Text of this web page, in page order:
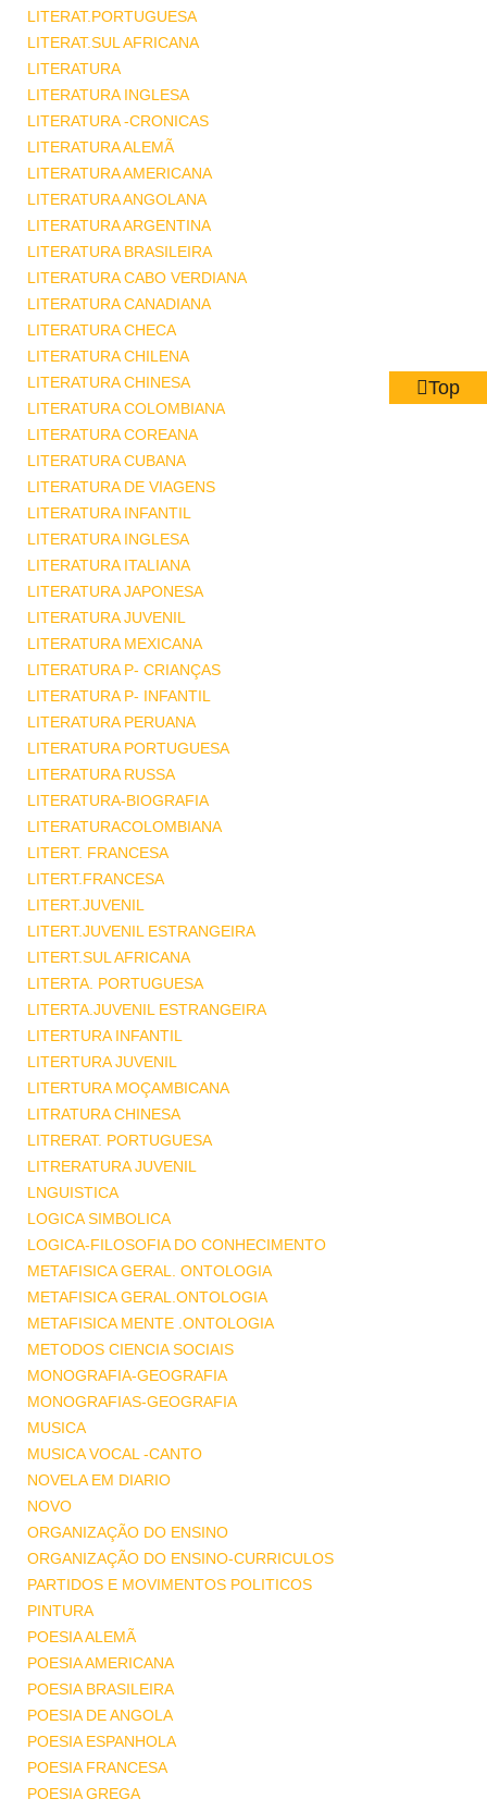
LITERAT.PORTUGUESA
LITERAT.SUL AFRICANA
LITERATURA
LITERATURA INGLESA
LITERATURA -CRONICAS
LITERATURA ALEMÃ
LITERATURA AMERICANA
LITERATURA ANGOLANA
LITERATURA ARGENTINA
LITERATURA BRASILEIRA
LITERATURA CABO VERDIANA
LITERATURA CANADIANA
LITERATURA CHECA
LITERATURA CHILENA
LITERATURA CHINESA
LITERATURA COLOMBIANA
LITERATURA COREANA
LITERATURA CUBANA
LITERATURA DE VIAGENS
LITERATURA INFANTIL
LITERATURA INGLESA
LITERATURA ITALIANA
LITERATURA JAPONESA
LITERATURA JUVENIL
LITERATURA MEXICANA
LITERATURA P- CRIANÇAS
LITERATURA P- INFANTIL
LITERATURA PERUANA
LITERATURA PORTUGUESA
LITERATURA RUSSA
LITERATURA-BIOGRAFIA
LITERATURACOLOMBIANA
LITERT. FRANCESA
LITERT.FRANCESA
LITERT.JUVENIL
LITERT.JUVENIL ESTRANGEIRA
LITERT.SUL AFRICANA
LITERTA. PORTUGUESA
LITERTA.JUVENIL ESTRANGEIRA
LITERTURA INFANTIL
LITERTURA JUVENIL
LITERTURA MOÇAMBICANA
LITRATURA CHINESA
LITRERAT. PORTUGUESA
LITRERATURA JUVENIL
LNGUISTICA
LOGICA SIMBOLICA
LOGICA-FILOSOFIA DO CONHECIMENTO
METAFISICA GERAL. ONTOLOGIA
METAFISICA GERAL.ONTOLOGIA
METAFISICA MENTE .ONTOLOGIA
METODOS CIENCIA SOCIAIS
MONOGRAFIA-GEOGRAFIA
MONOGRAFIAS-GEOGRAFIA
MUSICA
MUSICA VOCAL -CANTO
NOVELA EM DIARIO
NOVO
ORGANIZAÇÃO DO ENSINO
ORGANIZAÇÃO DO ENSINO-CURRICULOS
PARTIDOS E MOVIMENTOS POLITICOS
PINTURA
POESIA ALEMÃ
POESIA AMERICANA
POESIA BRASILEIRA
POESIA DE ANGOLA
POESIA ESPANHOLA
POESIA FRANCESA
POESIA GREGA
Top